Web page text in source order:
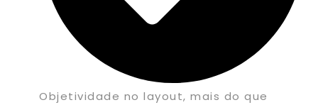
Objetividade no layout, mais do que